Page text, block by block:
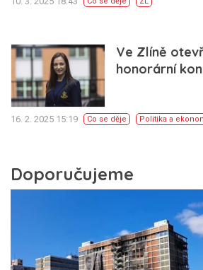
Ve Zlíně
honorární
16. 2. 2025 15:19 Co se děje Politika a